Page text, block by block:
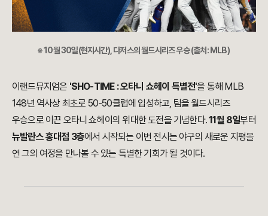
※ 10월 30일(현지시간), 다저스의 월드시리즈 우승 (출처: MLB)
이랜드뮤지엄은 'SHO-TIME : 오타니 쇼헤이 특별전'을 통해 MLB
148년 역사상 최초로 50-50클럽에 입성하고, 팀을 월드시리즈
우승으로 이끈 오타니 쇼헤이의 위대한 도전을 기념한다.11월 8일부터
뉴발란스 홍대점 3층에서 시작되는 이번 전시는 야구의 새로운 지평을
연 그의 여정을 만나볼 수 있는 특별한 기회가 될 것이다.